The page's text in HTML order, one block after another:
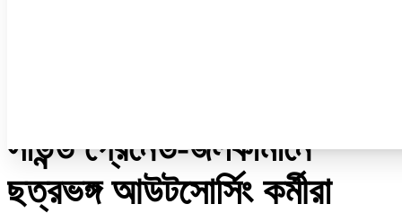
সাউন্ড গ্রেনেড-জলকামানে
ছত্রভঙ্গ আউটসোর্সিং কর্মীরা